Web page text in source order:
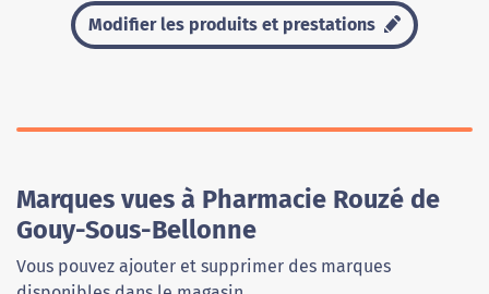
Modifier les produits et prestations
Marques vues à Pharmacie Rouzé de
Gouy-Sous-Bellonne
Vous pouvez ajouter et supprimer des marques